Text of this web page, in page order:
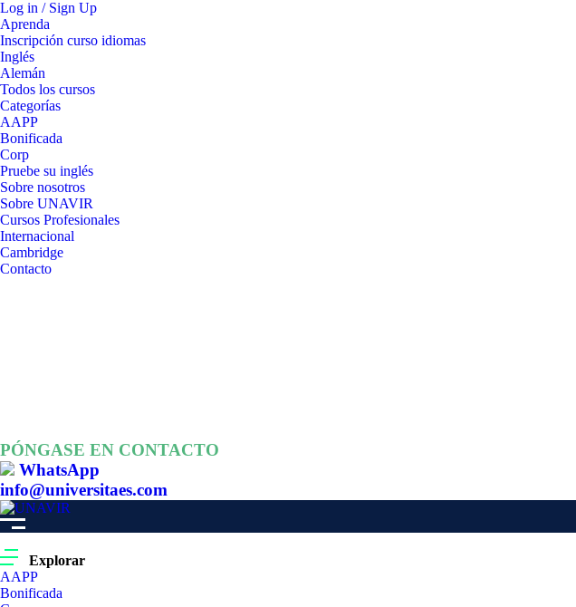
Log in / Sign Up
Aprenda
Inscripción curso idiomas
Inglés
Alemán
Todos los cursos
Categorías
AAPP
Bonificada
Corp
Pruebe su inglés
Sobre nosotros
Sobre UNAVIR
Cursos Profesionales
Internacional
Cambridge
Contacto
PÓNGASE EN CONTACTO
WhatsApp
info@universitaes.com
Explorar
AAPP
Bonificada